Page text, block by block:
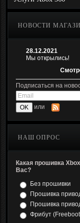
НОВОСТИ
28.12.2021
Мы открылись!
Подписаться на
или
НАШ ОПРОС
Какая прошивка
Вас?
Без прошивки
Прошивка
Прошивка
Фрибут